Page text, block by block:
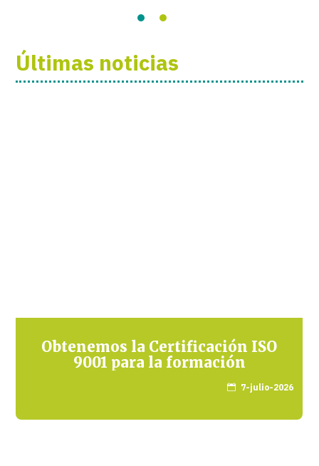
Últimas noticias
Obtenemos la Certificación ISO
9001 para la formación
 7-julio-2026